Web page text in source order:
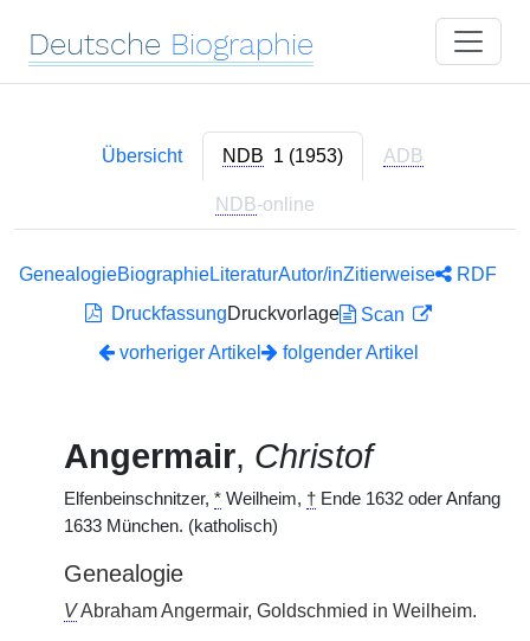
Deutsche Biographie
Übersicht NDB 1 (1953) ADB
NDB-online
GenealogieBiographieLiteraturAutor/inZitierweise
RDF
DruckfassungDruckvorlage
Scan
vorheriger Artikel
folgender Artikel
Angermair, Christof
Elfenbeinschnitzer, * Weilheim, † Ende 1632 oder Anfang
1633 München. (katholisch)
Genealogie
VAbraham Angermair, Goldschmied in Weilheim.